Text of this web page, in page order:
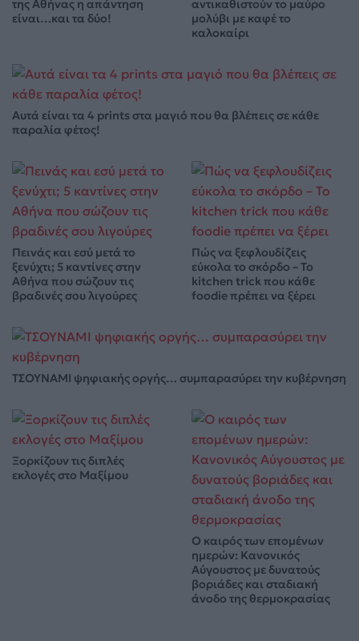
της Αθήνας η απάντηση
είναι…και τα δύο!
αντικαθιστούν το μαύρο
μολύβι με καφέ το
καλοκαίρι
Αυτά είναι τα 4 prints στα μαγιό που θα βλέπεις σε κάθε
παραλία φέτος!
Πεινάς και εσύ μετά το
ξενύχτι; 5 καντίνες στην
Αθήνα που σώζουν τις
βραδινές σου λιγούρες
Πώς να ξεφλουδίζεις
εύκολα το σκόρδο – Το
kitchen trick που κάθε
foodie πρέπει να ξέρει
ΤΣΟΥΝΑΜΙ ψηφιακής οργής… συμπαρασύρει την κυβέρνηση
Ξορκίζουν τις διπλές
εκλογές στο Μαξίμου
Ο καιρός των επομένων
ημερών: Κανονικός
Αύγουστος με δυνατούς
βοριάδες και σταδιακή
άνοδο της θερμοκρασίας